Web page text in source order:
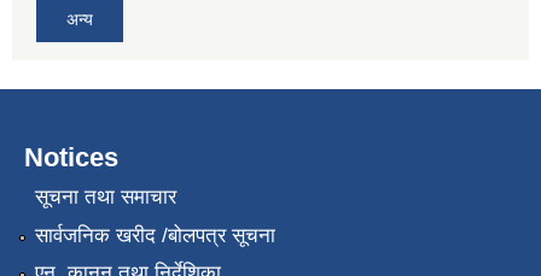
अन्य
Notices
सूचना तथा समाचार
सार्वजनिक खरीद /बोलपत्र सूचना